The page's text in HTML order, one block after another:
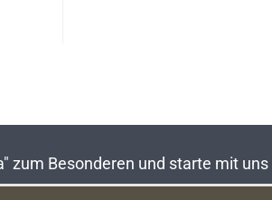
zum Besonderen und starte mit